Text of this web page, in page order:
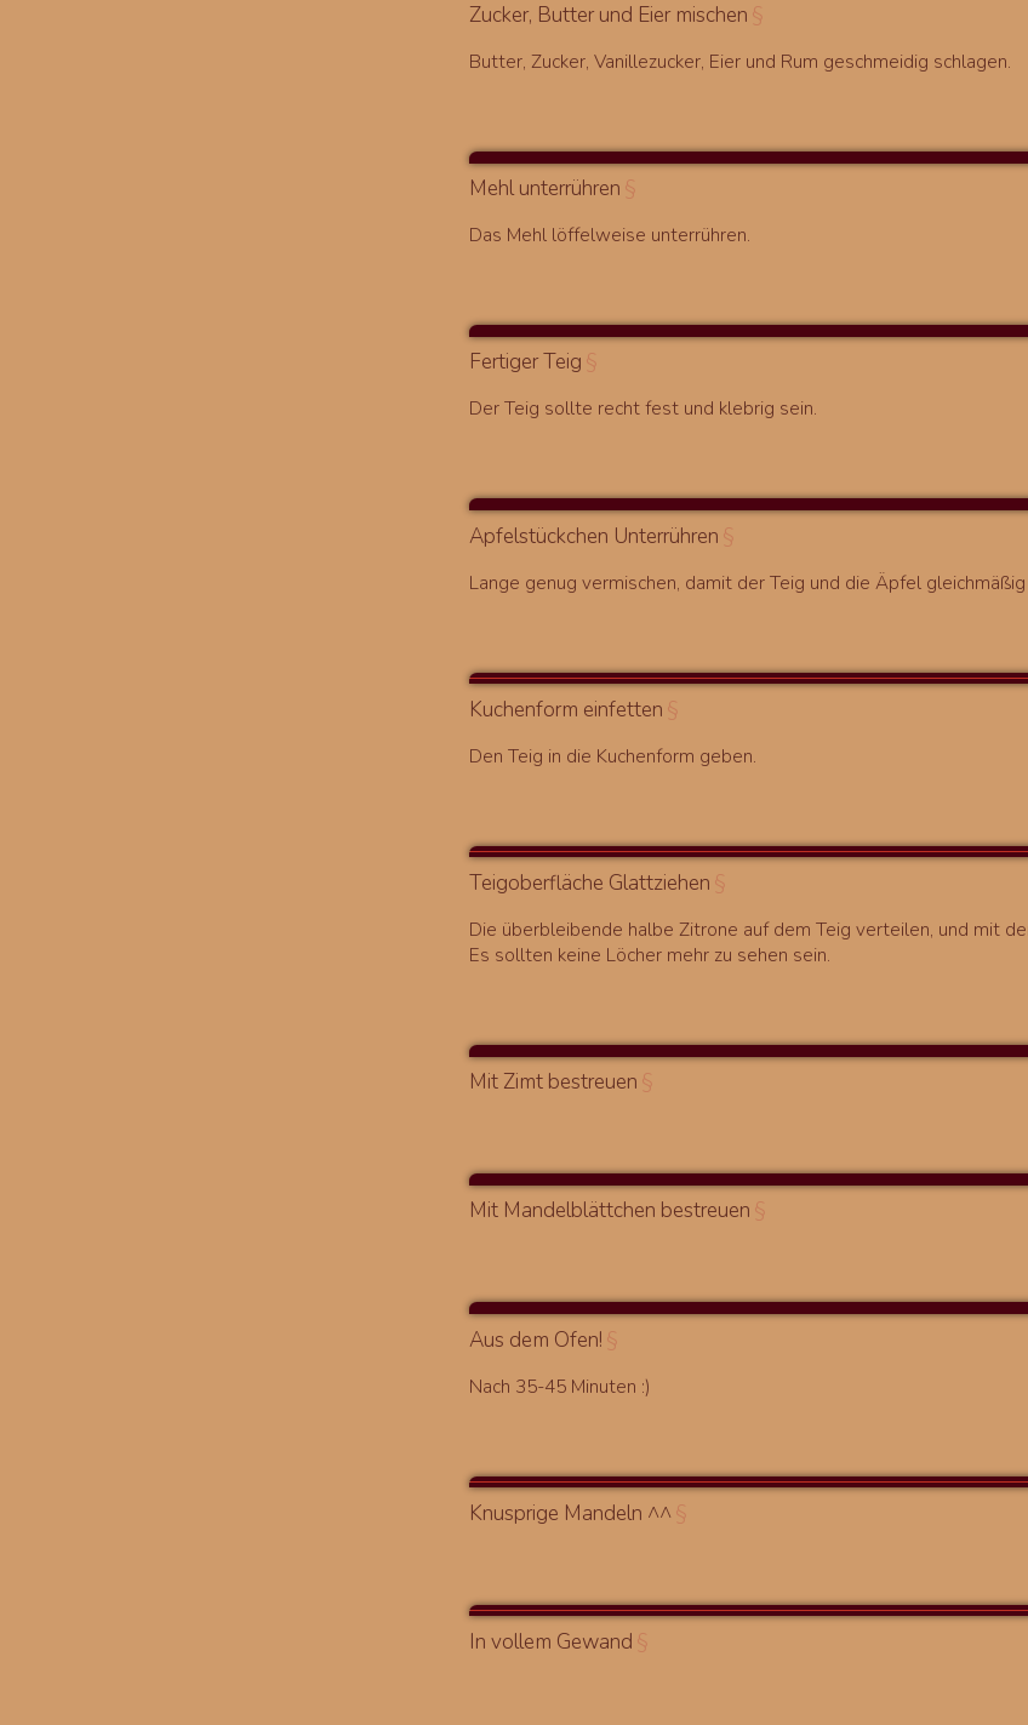
Zucker, Butter und Eier mischen §
Butter, Zucker, Vanillezucker, Eier und Rum geschmeidig schlagen.
Mehl unterrühren §
Das Mehl löffelweise unterrühren.
Fertiger Teig §
Der Teig sollte recht fest und klebrig sein.
Apfelstückchen Unterrühren §
Lange genug vermischen, damit der Teig und die Äpfel
Kuchenform einfetten §
Den Teig in die Kuchenform geben.
Teigoberfläche Glattziehen §
Die überbleibende halbe Zitrone auf dem Teig verteilen, und mit
Es sollten keine Löcher mehr zu sehen sein.
Mit Zimt bestreuen §
Mit Mandelblättchen bestreuen §
Aus dem Ofen! §
Nach 35-45 Minuten :)
Knusprige Mandeln ^^§
In vollem Gewand §